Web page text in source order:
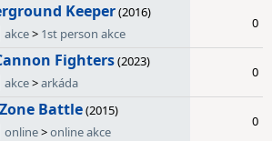
Keeper(2016)
akce> 1st person akce
0
Fighters(2023)
akce>arkáda
0
Battle(2015)
online>online akce
0